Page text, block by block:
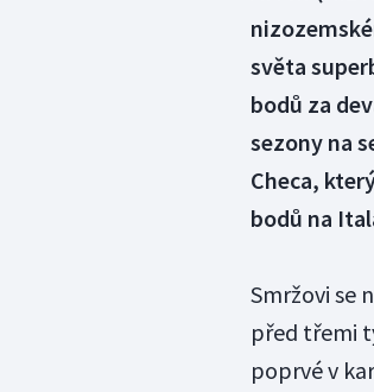
světa
bodů za
sezony na
Checa,
bodů na
Smržovi se
před třemi
poprvé v